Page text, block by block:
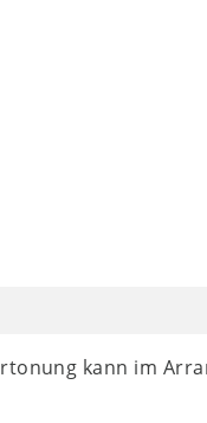
kann im